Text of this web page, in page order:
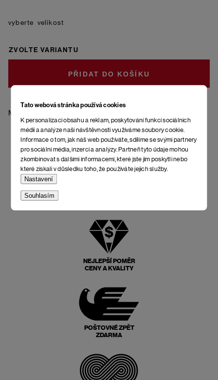
Tato webová stránka používá cookies
K personalizaci obsahu a reklam, poskytování funkcí sociálních
médií a analýze naší návštěvnosti využíváme soubory cookie.
Informace o tom, jak náš web používáte, sdílíme se svými partnery
pro sociální média, inzerci a analýzy. Partneři tyto údaje mohou
zkombinovat s dalšími informacemi, které jste jim poskytli nebo
které získali v důsledku toho, že používáte jejich služby.
Nastavení
Souhlasím
Materiál: 85 % bavlna - česaná, 10 % polyamid, 5 % elastan
velikost
ZVOLTE VARIANTU
DO KOŠÍKU
NEJLEPŠÍ POMĚR
CENY A KVALITY
POŠTOVNÉ ZPĚT
ZDARMA